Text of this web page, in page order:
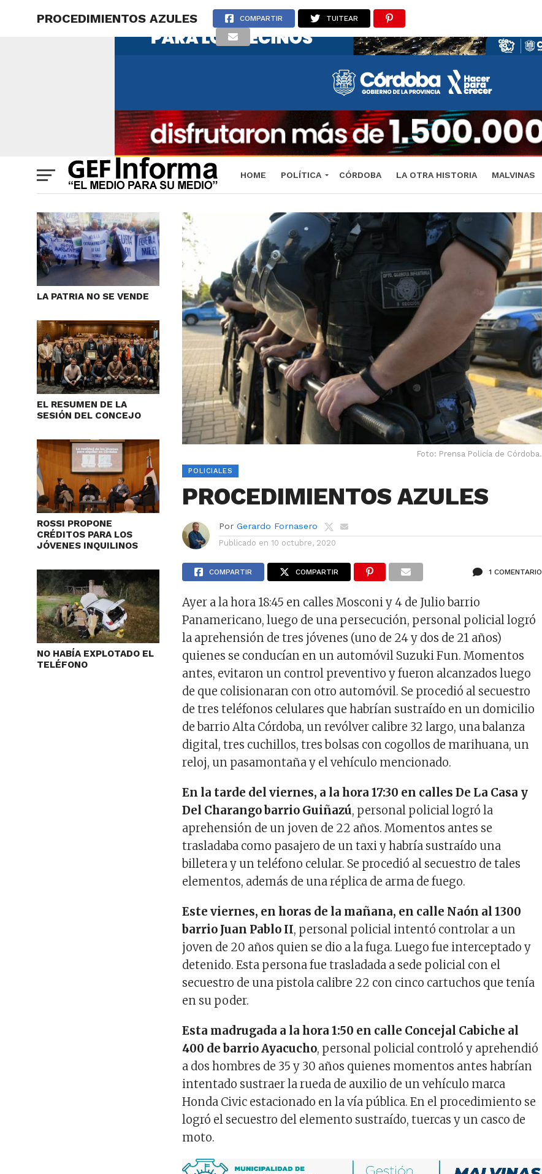
HOME POLÍTICA CÓRDOBA LA OTRA HISTORIA MALVINAS
PROCEDIMIENTOS AZULES COMPARTIR TUITEAR
LA PATRIA NO SE VENDE
EL RESUMEN DE LA
SESIÓN DEL CONCEJO
ROSSI PROPONE
CRÉDITOS PARA LOS
JÓVENES INQUILINOS
NO HABÍA EXPLOTADO EL
TELÉFONO
Foto: Prensa Policía de Córdoba.
POLICIALES
PROCEDIMIENTOS AZULES
Por Gerardo Fornasero
Publicado en 10 octubre, 2020
COMPARTIR COMPARTIR 1 COMENTARIO
Ayer a la hora 18:45 en calles Mosconi y 4 de Julio barrio
Panamericano, luego de una persecución, personal policial logró
la aprehensión de tres jóvenes (uno de 24 y dos de 21 años)
quienes se conducían en un automóvil Suzuki Fun. Momentos
antes, evitaron un control preventivo y fueron alcanzados luego
de que colisionaran con otro automóvil. Se procedió al secuestro
de tres teléfonos celulares que habrían sustraído en un domicilio
de barrio Alta Córdoba, un revólver calibre 32 largo, una balanza
digital, tres cuchillos, tres bolsas con cogollos de marihuana, un
reloj, un pasamontaña y el vehículo mencionado.
En la tarde del viernes, a la hora 17:30 en calles De La Casa y
Del Charango barrio Guiñazú, personal policial logró la
aprehensión de un joven de 22 años. Momentos antes se
trasladaba como pasajero de un taxi y habría sustraído una
billetera y un teléfono celular. Se procedió al secuestro de tales
elementos, además de una réplica de arma de fuego.
Este viernes, en horas de la mañana, en calle Naón al 1300
barrio Juan Pablo II, personal policial intentó controlar a un
joven de 20 años quien se dio a la fuga. Luego fue interceptado y
detenido. Esta persona fue trasladada a sede policial con el
secuestro de una pistola calibre 22 con cinco cartuchos que tenía
en su poder.
Esta madrugada a la hora 1:50 en calle Concejal Cabiche al
400 de barrio Ayacucho, personal policial controló y aprehendió
a dos hombres de 35 y 30 años quienes momentos antes habrían
intentado sustraer la rueda de auxilio de un vehículo marca
Honda Civic estacionado en la vía pública. En el procedimiento se
logró el secuestro del elemento sustraído, tuercas y un casco de
moto.